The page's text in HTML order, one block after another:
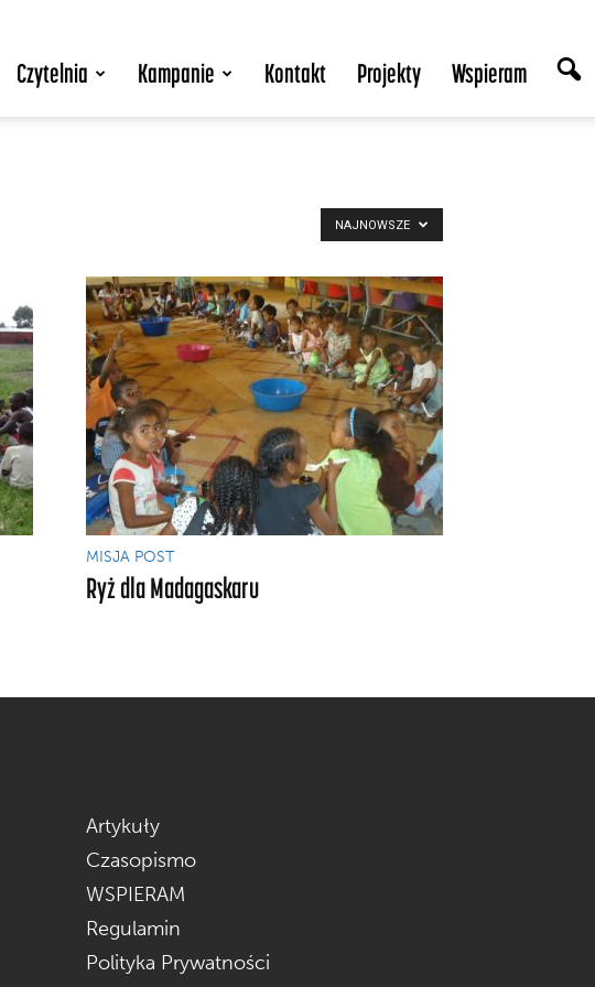
Czytelnia Kampanie Kontakt Projekty Wspieram
NAJNOWSZE
MISJA POST
Ryż dla Madagaskaru
Artykuły
Czasopismo
WSPIERAM
Regulamin
Polityka Prywatności